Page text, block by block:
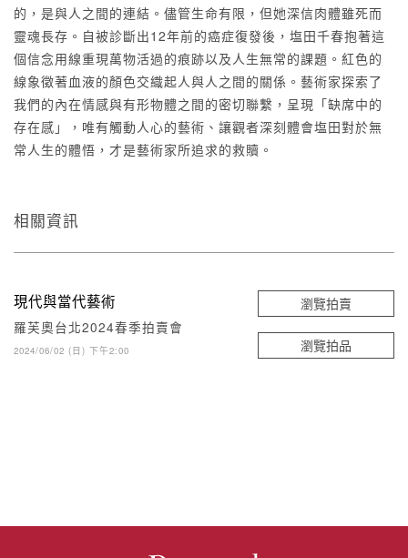
的，是與人之間的連結。儘管生命有限，但她深信肉體雖死而
靈魂長存。自被診斷出12年前的癌症復發後，塩田千春抱著這
個信念用線重現萬物活過的痕跡以及人生無常的課題。紅色的
線象徵著血液的顏色交織起人與人之間的關係。藝術家探索了
我們的內在情感與有形物體之間的密切聯繫，呈現「缺席中的
存在感」，唯有觸動人心的藝術、讓觀者深刻體會塩田對於無
常人生的體悟，才是藝術家所追求的救贖。
相關資訊
現代與當代藝術
羅芙奧台北2024春季拍賣會
2024/06/02 (日) 下午2:00
瀏覽拍賣
瀏覽拍品